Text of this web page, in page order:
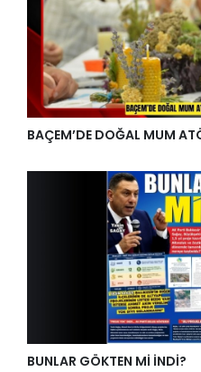
BAÇEM’DE DOĞAL MUM
BUNLAR GÖKTEN Mİ İNDİ?